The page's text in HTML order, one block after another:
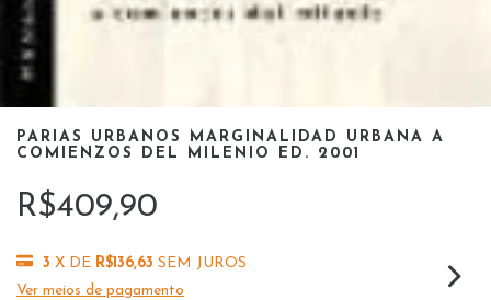
PARIAS URBANOS MARGINALIDAD URBANA A
COMIENZOS DEL MILENIO ED. 2001
R$409,90
3 X DE R$136,63 SEM JUROS
Ver meios de pagamento